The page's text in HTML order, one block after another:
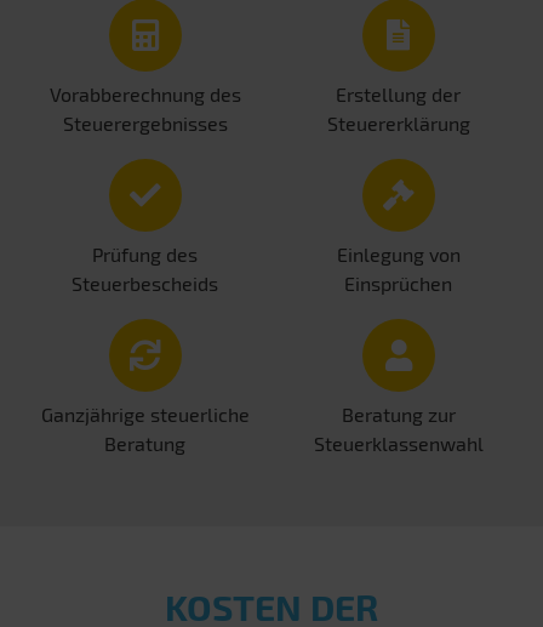
Vorabberechnung des
Steuerergebnisses
Erstellung der
Steuererklärung
Prüfung des
Steuerbescheids
Einlegung von
Einsprüchen
Ganzjährige steuerliche
Beratung
Beratung zur
Steuerklassenwahl
KOSTEN DER